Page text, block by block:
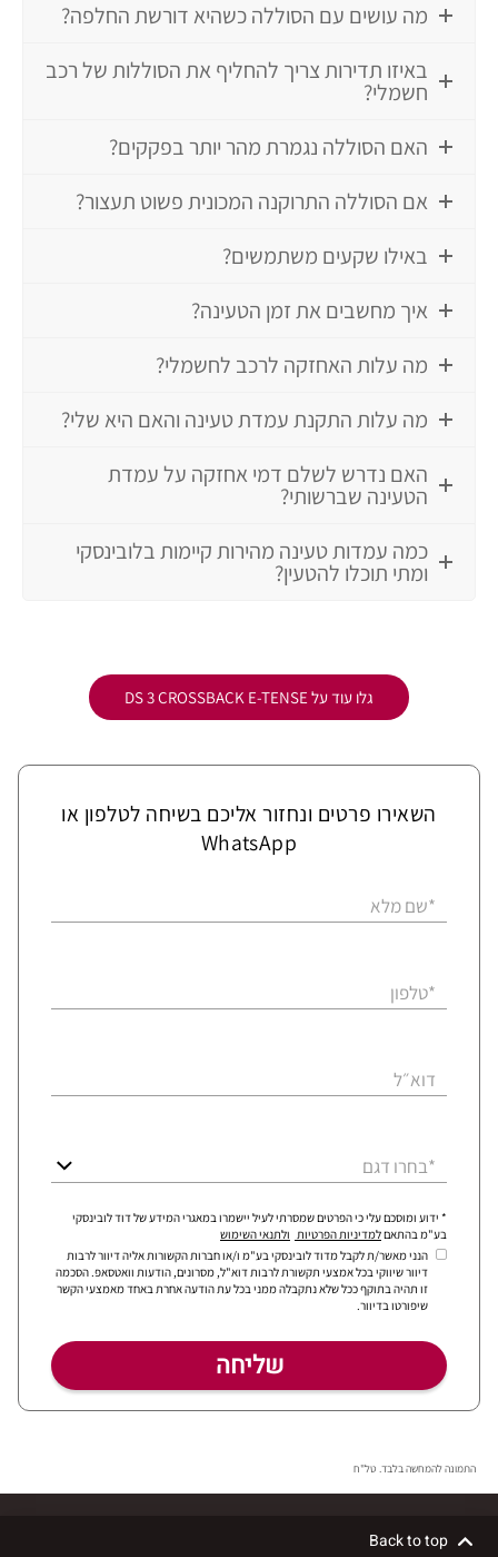
מה עושים עם הסוללה כשהיא דורשת החלפה?
באיזו תדירות צריך להחליף את הסוללות של רכב
חשמלי?
האם הסוללה נגמרת מהר יותר בפקקים?
אם הסוללה התרוקנה המכונית פשוט תעצור?
באילו שקעים משתמשים?
איך מחשבים את זמן הטעינה?
מה עלות האחזקה לרכב לחשמלי?
מה עלות התקנת עמדת טעינה והאם היא שלי?
האם נדרש לשלם דמי אחזקה על עמדת
הטעינה שברשותי?
כמה עמדות טעינה מהירות קיימות בלובינסקי
ומתי תוכלו להטעין?
גלו עוד על DS 3 CROSSBACK E-TENSE
השאירו פרטים ונחזור אליכם בשיחה לטלפון או
WhatsApp
*שם מלא
*טלפון
דוא״ל
*בחרו דגם
* ידוע ומוסכם עלי כי הפרטים שמסרתי לעיל יישמרו במאגרי המידע של דוד לובינסקי
בע"מ בהתאםלמדיניות הפרטיות ולתנאי השימוש
הנני מאשר/ת לקבל מדוד לובינסקי בע"מ ו/או חברות הקשורות אליה דיוור לרבות
דיוור שיווקי בכל אמצעי תקשורת לרבות דוא"ל, מסרונים, הודעות וואטסאפ. הסכמה
זו תהיה בתוקף ככל שלא נתקבלה ממני בכל עת הודעה אחרת באחד מאמצעי הקשר
שיפורטו בדיוור.
התמונה להמחשה בלבד. טל"ח
Back to top